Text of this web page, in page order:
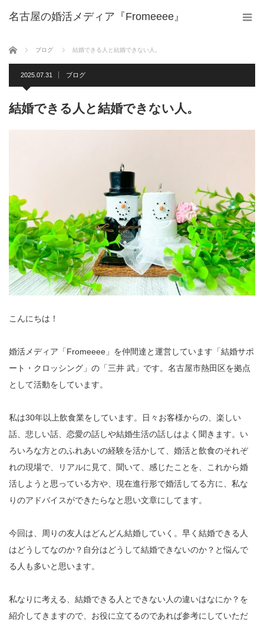
名古屋の婚活メディア『Fromeeee』
ホーム ブログ 結婚できる人と結婚できない人。
2025.07.31 ブログ
結婚できる人と結婚できない人。
こんにちは！
婚活メディア「Fromeeee」を仲間達と運営しています「結婚サポ
ート・クロッシング」の「三井 武」です。名古屋市熱田区を拠点
として活動をしています。
私は30年以上飲食業をしています。日々お客様からの、楽しい
話、悲しい話、恋愛の話しや結婚生活の話しはよく聞きます。い
ろいろな方とのふれあいの経験を活かして、婚活と飲食のそれぞ
れの現場で、リアルに見て、聞いて、感じたことを、これから婚
活しようと思っている方や、現在進行形で婚活してる方に、私な
りのアドバイスができたらなと思い文章にしてます。
今回は、周りの友人はどんどん結婚していく。早く結婚できる人
はどうしてなのか？自分はどうして結婚できないのか？と悩んで
る人も多いと思います。
私なりに考える、結婚できる人とできない人の違いはなにか？を
紹介してきますので、お役に立てるのであれば参考にしていただ